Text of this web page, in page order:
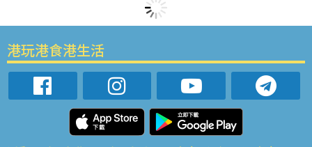
港玩港食港生活